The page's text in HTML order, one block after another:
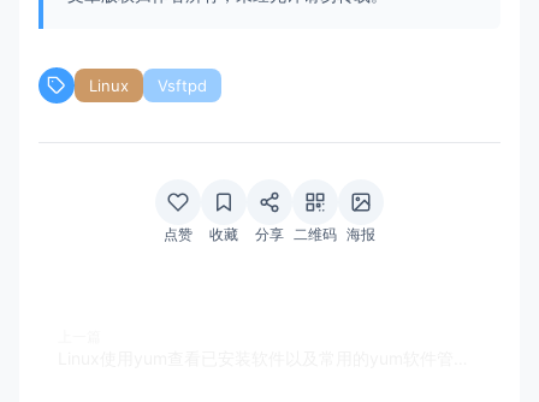
Linux Vsftpd
点赞 收藏 分享 二维码 海报